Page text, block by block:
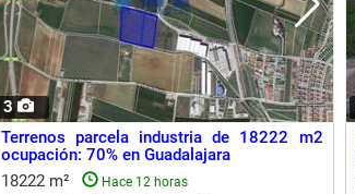
3
Terrenos parcela industria de 18222 m2
ocupación: 70% en Guadalajara
18222 m²
Hace 12 horas